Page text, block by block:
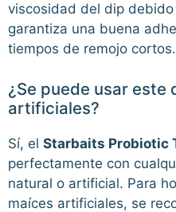
viscosidad del dip
garantiza una buena
tiempos de remojo cortos.
¿Se puede usar este
artificiales?
Sí, el Starbaits Probiotic
perfectamente con
natural o artificial. Para
maíces artificiales, se